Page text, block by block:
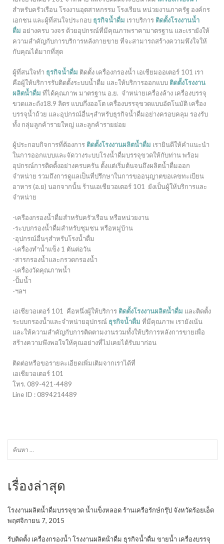
สำหรับครัวเรือน โรงงานอุตสาหกรรม โรงเรียน หน่วยงานภาครัฐ องค์กร
เอกชน และผู้ที่สนใจประกอบ ธุรกิจน้ำดื่ม เราบริการ ติดตั้งโรงงานน้ำ
ดื่ม อย่างครบ วงจร ด้วยอุปกรณ์ที่มีคุณภาพราคามาตรฐาน และเรายังให้
ความสำคัญกับการบริการหลังกายขาย ที่จะสามารถสร้างความพึงใจให้
กับคุณได้มากที่สุด
ผู้ที่สนใจทำ ธุรกิจน้ำดื่ม ติดตั้ง เครื่องกรองน้ำ เอเชียมออเตอร์ 101 เรา
คือผู้ให้บริการรับติดตั้งระบบน้ำดื่ม และให้บริการออกแบบ ติดตั้งโรงงาน
ผลิตน้ำดื่ม ที่ได้คุณภาพ มาตรฐาน อ.ย. จำหน่ายเครื่องล้าง เครื่องบรรจุ
ขวดและถัง18.9 ลิตร แบบกึ่งออโต เครื่องบรรจุขวดแบบอัตโนมัติ เครื่อง
บรรจุน้ำถ้วย และอุปกรณ์อื่นๆสำหรับธุรกิจน้ำดื่มอย่างครอบคลุม รองรับ
ทั้ง กลุ่มลูกค้ารายใหญ่ และลูกค้ารายย่อย
ผู้ประกอบกิจการที่ต้องการ ติดตั้งโรงงานผลิตน้ำดื่ม เรายินดีให้คำแนะนำ
ในการออกแบบและจัดวางระบบโรงน้ำดื่มบรรจุขวดให้กับท่าน พร้อม
อุปกรณ์การติดตั้งอย่างครบครัน ตั้งแต่เริ่มต้นจนถึงผลิตน้ำดื่มออก
จำหน่าย รวมถึงการดูแลเป็นที่ปรึกษาในการขออนุญาตขอเลขทะเบียน
อาหาร (อ.ย) นอกจากนั้น ร้านเอเชียวอเตอร์ 101 ยังเป็นผู้ให้บริการและ
จำหน่าย
-เครืองกรองน้ำดื่มสำหรับครัวเรือน หรือหน่วยงาน
-ระบบกรองน้ำดื่มสำหรับชุมชน หรือหมู่บ้าน
-อุปกรณ์อื่นๆสำหรับโรงน้ำดื่ม
-เครื่องทำน้ำแข็ง 1 ตันต่อวัน
-สารกรองน้ำและกรวดกรองน้ำ
-เครื่องวัดคุณภาพน้ำ
-ปั้มน้ำ
-ฯลฯ
เอเชียวอเตอร์ 101 คือหนึ่งผู้ให้บริการ ติดตั้งโรงงานผลิตน้ำดื่ม และติดตั้ง
ระบบกรองน้ำและจำหน่ายอุปกรณ์ ธุรกิจน้ำดื่ม ที่มีคุณภาพ เรายังเน้น
และให้ความสำคัญกับการติดตามงานรวมทั้งให้บริการหลังการขายเพื่อ
สร้างความพึงพอใจให้คุณอย่างที่ไม่เคยได้รับมาก่อน
ติดต่อหรือขอรายละเอียดเพิ่มเติมจากเราได้ที่
เอเชียวอเตอร์ 101
โทร. 089-421-4489
Line ID : 0894214489
เรื่องล่าสุด
โรงงานผลิตน้ำดื่มบรรจุขวด น้ำแข็งหลอด ร้านเครือรักษ์กรุ๊ป จังหวัดร้อยเอ็ด
พฤศจิกายน 7, 2015
รับติดตั้ง เครื่องกรองน้ำ โรงงานผลิตน้ําดื่ม ธุรกิจน้ำดื่ม ขายน้ำ เครื่องบรรจุ